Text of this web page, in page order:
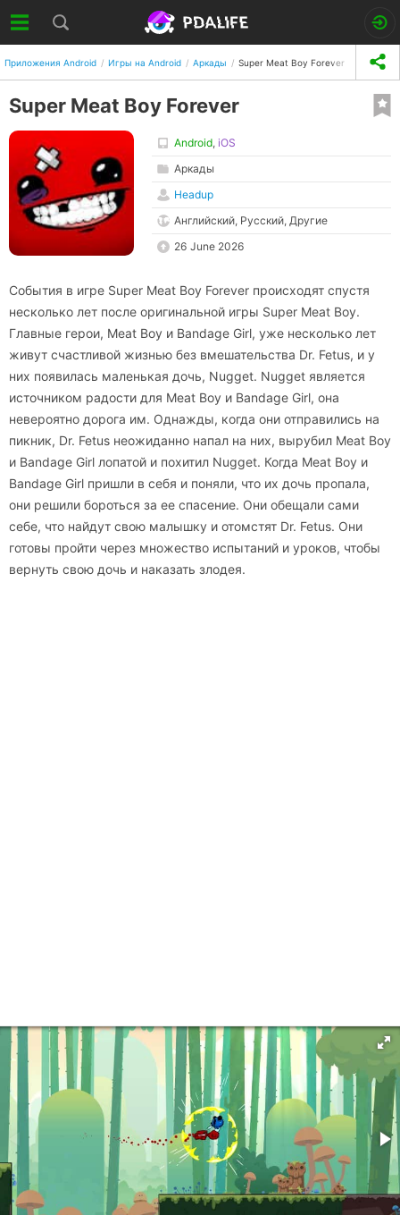
Приложения Android Игры на Android Аркады Super Meat Boy Forever
Super Meat Boy Forever
Android, iOS
Аркады
Headup
Английский, Русский, Другие
26 June 2026
События в игре Super Meat Boy Forever происходят спустя
несколько лет после оригинальной игры Super Meat Boy.
Главные герои, Meat Boy и Bandage Girl, уже несколько лет
живут счастливой жизнью без вмешательства Dr. Fetus, и у
них появилась маленькая дочь, Nugget. Nugget является
источником радости для Meat Boy и Bandage Girl, она
невероятно дорога им. Однажды, когда они отправились на
пикник, Dr. Fetus неожиданно напал на них, вырубил Meat Boy
и Bandage Girl лопатой и похитил Nugget. Когда Meat Boy и
Bandage Girl пришли в себя и поняли, что их дочь пропала,
они решили бороться за ее спасение. Они обещали сами
себе, что найдут свою малышку и отомстят Dr. Fetus. Они
готовы пройти через множество испытаний и уроков, чтобы
вернуть свою дочь и наказать злодея.